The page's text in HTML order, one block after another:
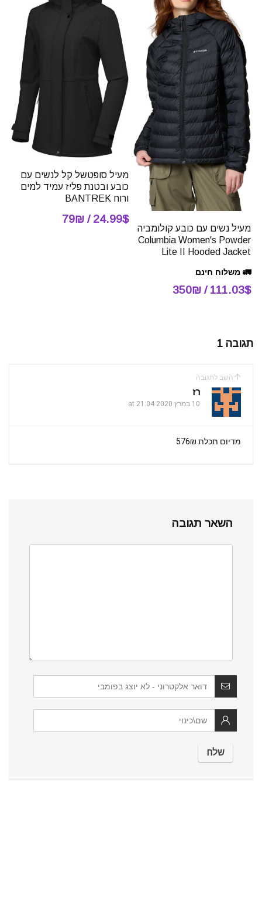
מעיל נשים עם כובע קולומביה
Columbia Women's Powder
Lite II Hooded Jacket
🚛 משלוח חינם
111.03$ / 350₪
מעיל סופטשל קל לנשים עם
כובע ובטנת פליז עמיד למים
ורוח BANTREK
24.99$ / 79₪
תגובה 1
השב לתגובה
רז
10 במרץ 2020 at 21:04
מדיום תכלת 576₪
השאר תגובה